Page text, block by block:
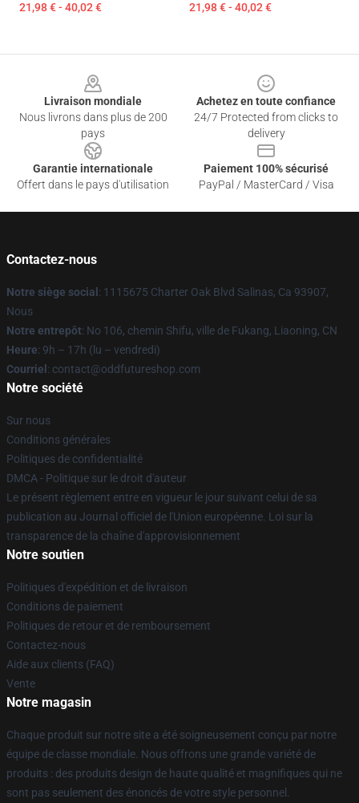
21,98 € - 40,02 € 21,98 € - 40,02 €
Livraison mondiale
Nous livrons dans plus de 200
pays
Achetez en toute confiance
24/7 Protected from clicks to
delivery
Garantie internationale
Offert dans le pays d'utilisation
Paiement 100% sécurisé
PayPal / MasterCard / Visa
Contactez-nous
Notre siège social : 1115675 Charter Oak Blvd Salinas, Ca 93907,
Nous
Notre entrepôt: No 106, chemin Shifu, ville de Fukang, Liaoning, CN
Heure: 9h – 17h (lu – vendredi)
Courriel : contact@oddfutureshop.com
Notre société
Sur nous
Conditions générales
Politiques de confidentialité
DMCA - Politique sur le droit d'auteur
Le présent règlement entre en vigueur le jour suivant celui de sa
publication au Journal officiel de l'Union européenne. Loi sur la
transparence de la chaîne d'approvisionnement
Notre soutien
Politiques d'expédition et de livraison
Conditions de paiement
Politiques de retour et de remboursement
Contactez-nous
Aide aux clients (FAQ)
Vente
Notre magasin
Chaque produit sur notre site a été soigneusement conçu par notre
équipe de classe mondiale. Nous offrons une grande variété de
produits : des produits design de haute qualité et magnifiques qui ne
sont pas seulement des énoncés de votre style personnel.